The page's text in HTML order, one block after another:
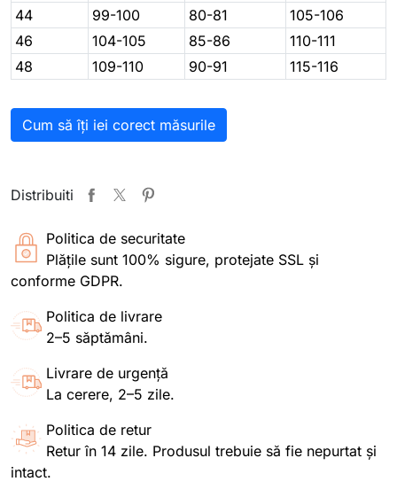
44
99-100 80-81
105-106
46
104-105 85-86
110-111
48
109-110 90-91 115-116
Cum să îți iei corect măsurile
Distribuiti
Politica de securitate
Plățile sunt 100% sigure, protejate SSL și
conforme GDPR.
Politica de livrare
2–5 săptămâni.
Livrare de urgență
La cerere, 2–5 zile.
Politica de retur
Retur în 14 zile. Produsul trebuie să fie nepurtat și
intact.